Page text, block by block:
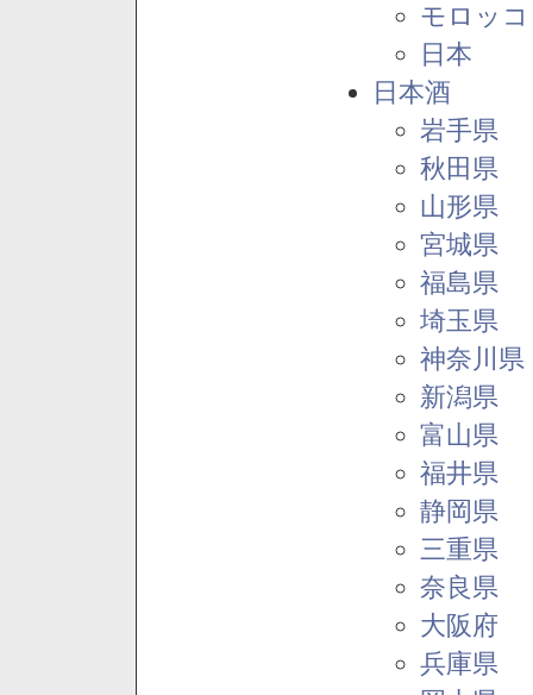
モロッコ
日本
日本酒
岩手県
秋田県
山形県
宮城県
福島県
埼玉県
神奈川県
新潟県
富山県
福井県
静岡県
三重県
奈良県
大阪府
兵庫県